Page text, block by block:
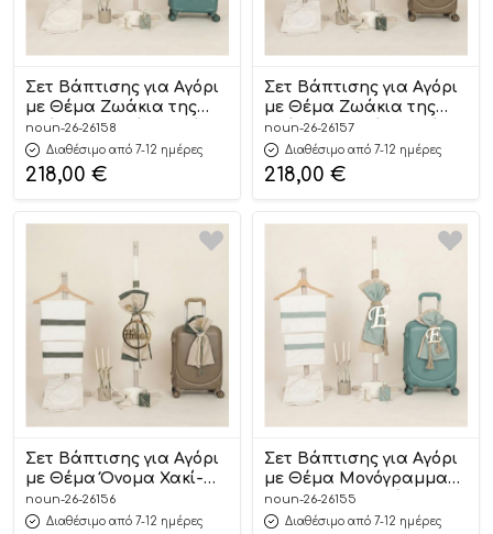
Σετ Βάπτισης για Αγόρι
με Θέμα Ζωάκια της
Ζούγκλας Χακί-Εκρού-
Μπεζ 26158
noun-26-26158
Διαθέσιμο από 7-12 ημέρες
218,00 €
Σετ Βάπτισης για Αγόρι
με Θέμα Ζωάκια της
Ζούγκλας Χακί-Εκρού-
Μπεζ 26157
noun-26-26157
Διαθέσιμο από 7-12 ημέρες
218,00 €
Σετ Βάπτισης για Αγόρι
με Θέμα Όνομα Χακί-
Μπεζ 26156
noun-26-26156
Διαθέσιμο από 7-12 ημέρες
Σετ Βάπτισης για Αγόρι
με Θέμα Μονόγραμμα
Μπεζ Άμμου-Μέντα
26155
noun-26-26155
Διαθέσιμο από 7-12 ημέρες